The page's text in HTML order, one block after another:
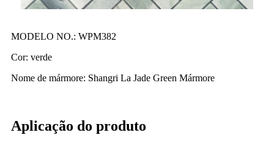
MODELO NO.: WPM382
Cor: verde
Nome de mármore: Shangri La Jade Green Mármore
Aplicação do produto